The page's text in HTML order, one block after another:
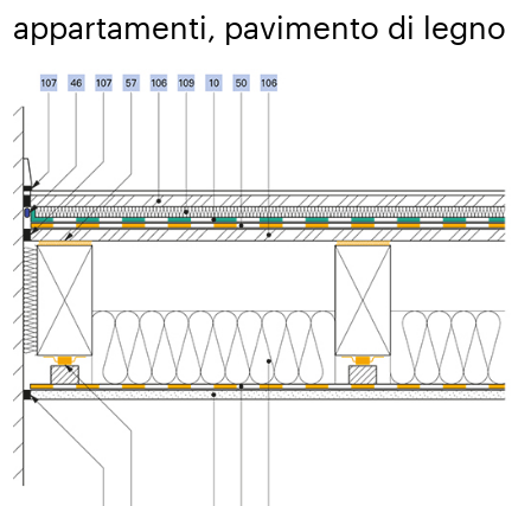
appartamenti, pavimento di legno